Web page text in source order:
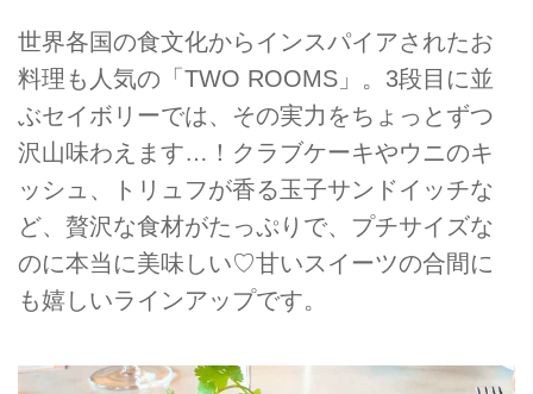
世界各国の食文化からインスパイアされたお
料理も人気の「TWO ROOMS」。3段目に並
ぶセイボリーでは、その実力をちょっとずつ
沢山味わえます…！クラブケーキやウニのキ
ッシュ、トリュフが香る玉子サンドイッチな
ど、贅沢な食材がたっぷりで、プチサイズな
のに本当に美味しい♡甘いスイーツの合間に
も嬉しいラインアップです。